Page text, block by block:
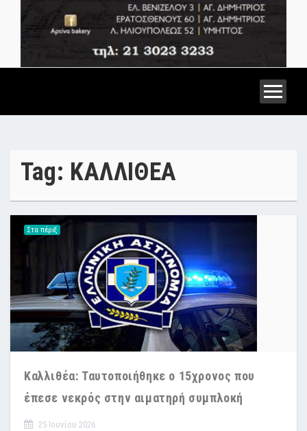
Tag: ΚΑΛΛΙΘΕΑ
Στα πέριξ
Καλλιθέα: Ταυτοποιήθηκε ο 15χρονος που
έπεσε νεκρός στην αιματηρή συμπλοκή
25 Ιουνίου 2026